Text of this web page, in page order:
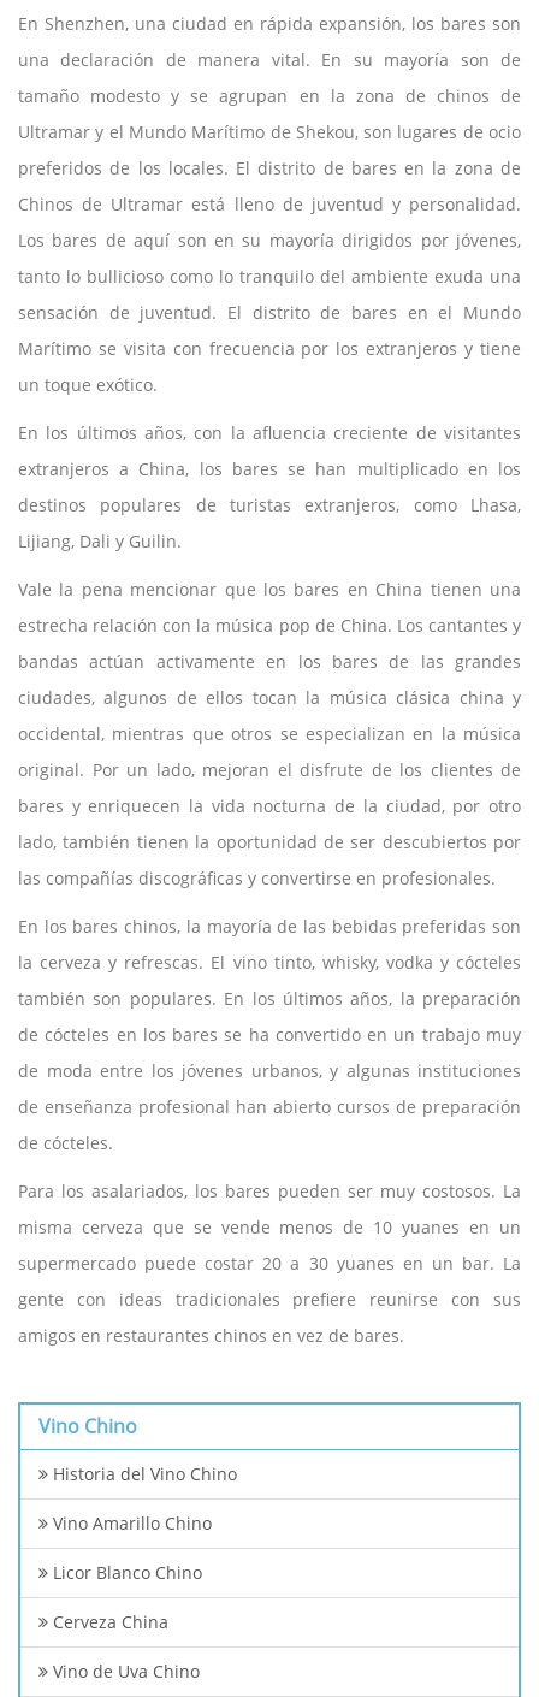
En Shenzhen, una ciudad en rápida expansión, los bares son
una declaración de manera vital. En su mayoría son de
tamaño modesto y se agrupan en la zona de chinos de
Ultramar y el Mundo Marítimo de Shekou, son lugares de ocio
preferidos de los locales. El distrito de bares en la zona de
Chinos de Ultramar está lleno de juventud y personalidad.
Los bares de aquí son en su mayoría dirigidos por jóvenes,
tanto lo bullicioso como lo tranquilo del ambiente exuda una
sensación de juventud. El distrito de bares en el Mundo
Marítimo se visita con frecuencia por los extranjeros y tiene
un toque exótico.
En los últimos años, con la afluencia creciente de visitantes
extranjeros a China, los bares se han multiplicado en los
destinos populares de turistas extranjeros, como Lhasa,
Lijiang, Dali y Guilin.
Vale la pena mencionar que los bares en China tienen una
estrecha relación con la música pop de China. Los cantantes y
bandas actúan activamente en los bares de las grandes
ciudades, algunos de ellos tocan la música clásica china y
occidental, mientras que otros se especializan en la música
original. Por un lado, mejoran el disfrute de los clientes de
bares y enriquecen la vida nocturna de la ciudad, por otro
lado, también tienen la oportunidad de ser descubiertos por
las compañías discográficas y convertirse en profesionales.
En los bares chinos, la mayoría de las bebidas preferidas son
la cerveza y refrescas. El vino tinto, whisky, vodka y cócteles
también son populares. En los últimos años, la preparación
de cócteles en los bares se ha convertido en un trabajo muy
de moda entre los jóvenes urbanos, y algunas instituciones
de enseñanza profesional han abierto cursos de preparación
de cócteles.
Para los asalariados, los bares pueden ser muy costosos. La
misma cerveza que se vende menos de 10 yuanes en un
supermercado puede costar 20 a 30 yuanes en un bar. La
gente con ideas tradicionales prefiere reunirse con sus
amigos en restaurantes chinos en vez de bares.
Vino Chino
Historia del Vino Chino
Vino Amarillo Chino
Licor Blanco Chino
Cerveza China
Vino de Uva Chino